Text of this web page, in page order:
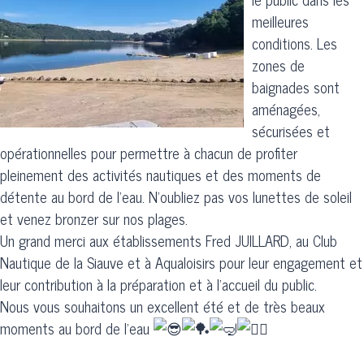
meilleures
conditions. Les
zones de
baignades sont
aménagées,
sécurisées et
opérationnelles pour permettre à chacun de profiter
pleinement des activités nautiques et des moments de
détente au bord de l'eau. N'oubliez pas vos lunettes de soleil
et venez bronzer sur nos plages.
Un grand merci aux établissements Fred JUILLARD, au Club
Nautique de la Siauve et à Aqualoisirs pour leur engagement et
leur contribution à la préparation et à l'accueil du public.
Nous vous souhaitons un excellent été et de très beaux
moments au bord de l'eau